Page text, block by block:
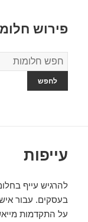
פירוש
מילון
החלומות
עייפות
להרגיש עייף
בעסקים. עבור
על התקדמות